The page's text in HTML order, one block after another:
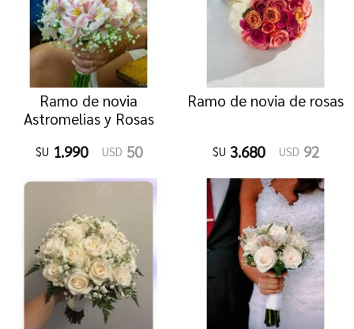
Ramo de novia
Astromelias y Rosas
$U 1.990 USD 50
Ramo de novia de rosas
$U 3.680 USD 92